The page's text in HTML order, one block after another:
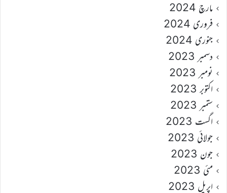
مارچ 2024
فروری 2024
جنوری 2024
دسمبر 2023
نومبر 2023
اکتوبر 2023
ستمبر 2023
اگست 2023
جولائی 2023
جون 2023
مئی 2023
اپریل 2023